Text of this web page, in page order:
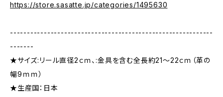
https://store.sasatte.jp/categories/1495630
------------------------------------------------------------
-------
★サイズ:リール直径2ｃｍ、:金具を含む全長約21〜22ｃｍ（革の
幅9ｍｍ）
★生産国：日本